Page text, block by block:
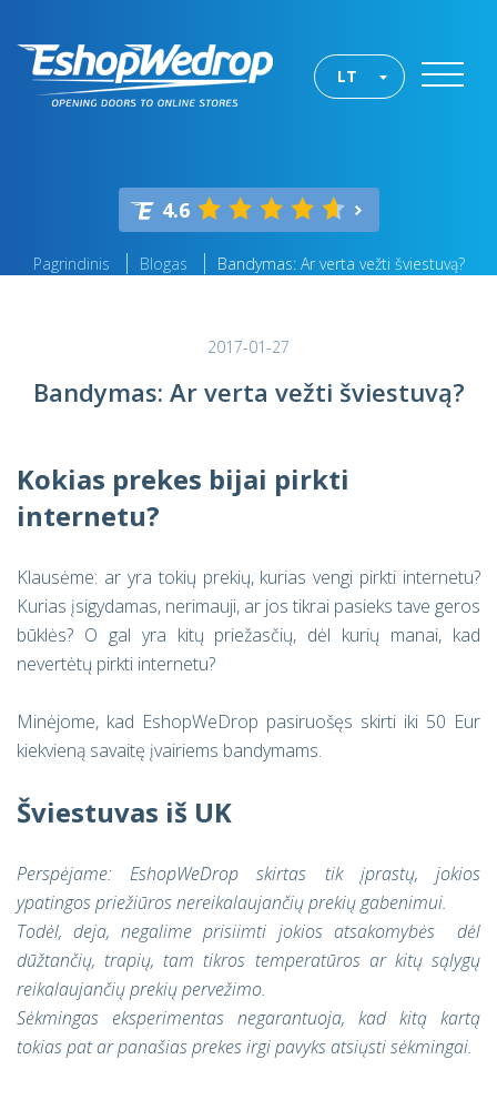
LT
4.6
Pagrindinis Blogas Bandymas: Ar verta vežti šviestuvą?
2017-01-27
Bandymas: Ar verta vežti šviestuvą?
Kokias prekes bijai pirkti
internetu?
Klausėme: ar yra tokių prekių, kurias vengi pirkti internetu?
Kurias įsigydamas, nerimauji, ar jos tikrai pasieks tave geros
būklės? O gal yra kitų priežasčių, dėl kurių manai, kad
nevertėtų pirkti internetu?
Minėjome, kad EshopWeDrop pasiruošęs skirti iki 50 Eur
kiekvieną savaitę įvairiems bandymams.
Šviestuvas iš UK
Perspėjame: EshopWeDrop skirtas tik įprastų, jokios
ypatingos priežiūros nereikalaujančių prekių gabenimui.
Todėl, deja, negalime prisiimti jokios atsakomybės dėl
dūžtančių, trapių, tam tikros temperatūros ar kitų sąlygų
reikalaujančių prekių pervežimo.
Sėkmingas eksperimentas negarantuoja, kad kitą kartą
tokias pat ar panašias prekes irgi pavyks atsiųsti sėkmingai.